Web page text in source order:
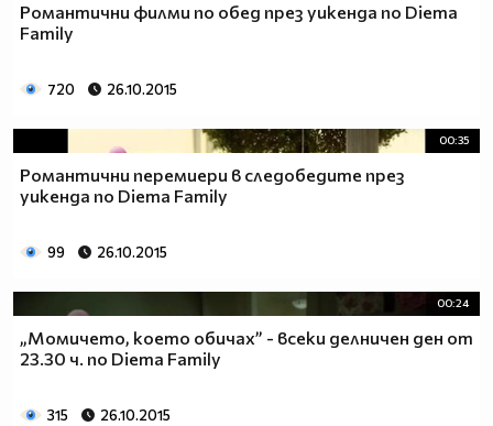
Романтични филми по обед през уикенда по Diema
Family
720 26.10.2015
00:35
Романтични перемиери в следобедите през
уикенда по Diema Family
99 26.10.2015
00:24
„Момичето, което обичах” - всеки делничен ден от
23.30 ч. по Diema Family
315 26.10.2015